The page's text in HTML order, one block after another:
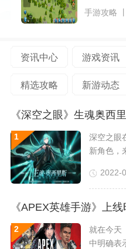
手游攻略
资讯中心 游戏资讯
精选攻略 新游动态
《深空之眼》生魂奥西
深空之眼
新角色，
2022-
《APEX英雄手游》上
就在今天
中明确表